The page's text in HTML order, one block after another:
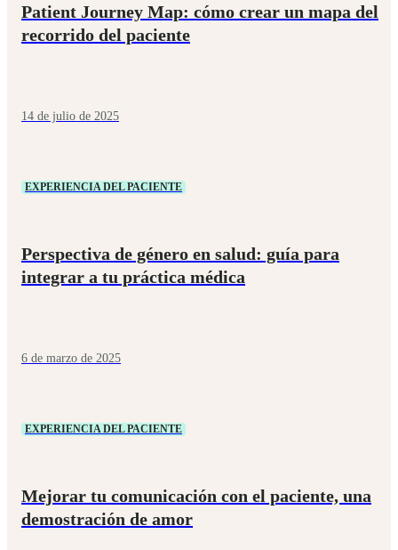
Patient Journey Map: cómo crear un mapa del
recorrido del paciente
14 de julio de 2025
EXPERIENCIA DEL PACIENTE
Perspectiva de género en salud: guía para
integrar a tu práctica médica
6 de marzo de 2025
EXPERIENCIA DEL PACIENTE
Mejorar tu comunicación con el paciente, una
demostración de amor